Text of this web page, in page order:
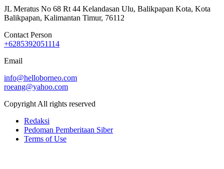
JL Meratus No 68 Rt 44 Kelandasan Ulu, Balikpapan Kota, Kota
Balikpapan, Kalimantan Timur, 76112
Contact Person
+6285392051114
Email
info@helloborneo.com
roeang@yahoo.com
Copyright All rights reserved
Redaksi
Pedoman Pemberitaan Siber
Terms of Use